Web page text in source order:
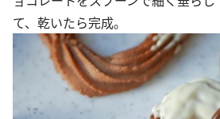
て、乾いたら完成。